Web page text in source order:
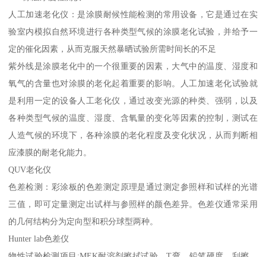
人工加速老化仪：是涂膜耐候性能检测的常用设备，它是通过在实
验室内模拟自然环境进行各种类型气候的涂膜老化试验，并给予一
定的催化因素，从而克服天然暴晒试验所需时间长的不足
紫外线是涂膜老化中的一个很重要的因素，大气中的温度、湿度和
氧气的含量也对涂膜的老化起着重要的影响。人工加速老化试验就
是利用一定的设备人工老化仪，通过改变光源的种类、强弱，以及
各种类型气候的温度、湿度、含氧量的变化等因素的控制，测试在
人造气候的环境下，各种涂膜的老化程度及变化状况，从而判断相
应漆膜的耐老化能力。
QUV老化仪
色差检测：彩涂板的色差测定原理是通过测定参照样和试样的光谱
三值，即可定量测定出试样与参照样的颜色差异。色差仪通常采用
的几何结构分为定向型和积分球型两种。
Hunter lab色差仪